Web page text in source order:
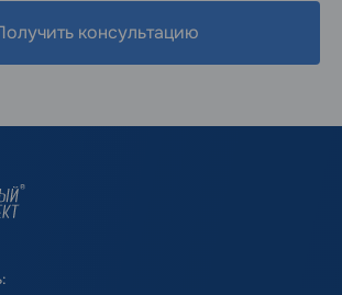
консультацию